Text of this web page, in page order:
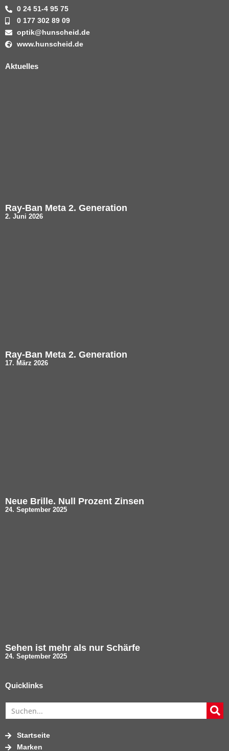
0 24 51-4 95 75
0 177 302 89 09
optik@hunscheid.de
www.hunscheid.de
Aktuelles
Ray-Ban Meta 2. Generation
2. Juni 2026
Ray-Ban Meta 2. Generation
17. März 2026
Neue Brille. Null Prozent Zinsen
24. September 2025
Sehen ist mehr als nur Schärfe
24. September 2025
Quicklinks
Startseite
Marken